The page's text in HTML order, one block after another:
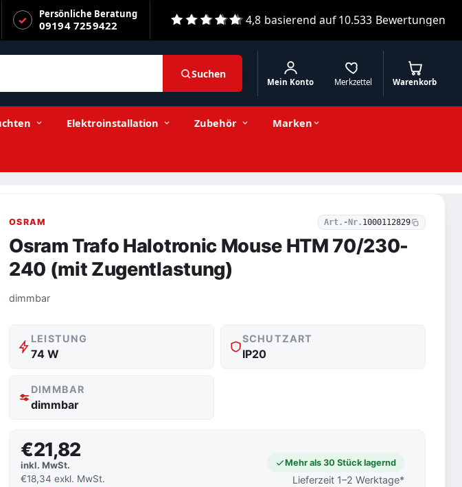
Persönliche Beratung
09194 7259422 4,8 basierend auf10.533 Bewertungen
Suchen
Merkzettel
Mein Konto Warenkorb
Elektroinstallation Zubehör Marken
OSRAM Art.-Nr. 1000112829
Osram Trafo Halotronic Mouse HTM 70/230-
240 (mit Zugentlastung)
dimmbar
LEISTUNG
74 W
SCHUTZART
IP20
DIMMBAR
dimmbar
€21,82
inkl. MwSt.
€18,34 exkl. MwSt.
Mehr als 30 Stück lagernd
Lieferzeit 1–2 Werktage*
−
Stückzahl + In den Warenkorb